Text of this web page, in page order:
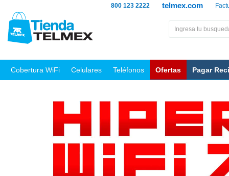
telmex.com
800 123 2222
Cobertura WiFi Celulares Teléfonos Ofertas Pagar